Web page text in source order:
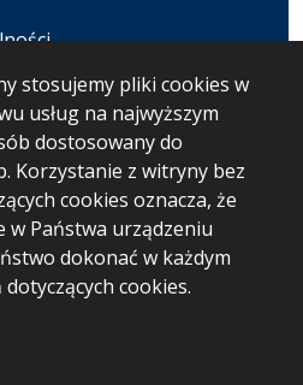
stosujemy pliki cookies w
usług na najwyższym
dostosowany do
Korzystanie z witryny bez
cookies oznacza, że
w Państwa urządzeniu
dokonać w każdym
cookies.
30.07.2026 10:53
z o.o. w Bydgoszczy